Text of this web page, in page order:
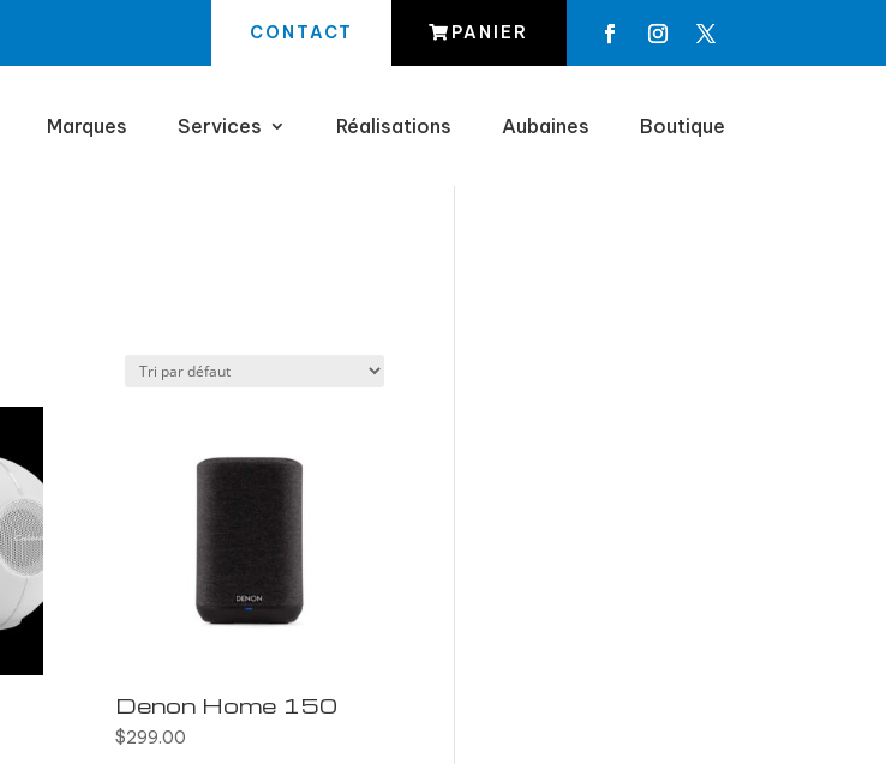
CONTACT PANIER
Marques Services Réalisations Aubaines Boutique
Denon Home 150
$299.00